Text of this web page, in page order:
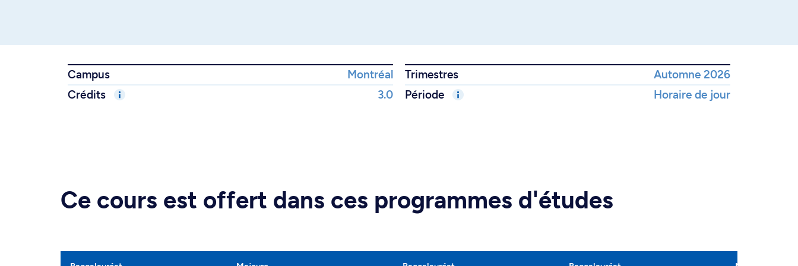
Campus Montréal Trimestres
Automne 2026
Crédits
3.0 Période Horaire de jour
Ce cours est offert dans ces programmes d'études